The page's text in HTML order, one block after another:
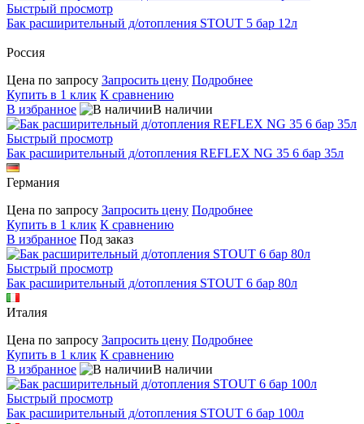
Быстрый просмотр
Бак расширительный д/отопления STOUT 5 бар 12л
Россия
Цена по запросу Запросить цену Подробнее
Купить в 1 клик К сравнению
В избранное
В наличии
Быстрый просмотр
Бак расширительный д/отопления REFLEX NG 35 6 бар 35л
Германия
Цена по запросу Запросить цену Подробнее
Купить в 1 клик К сравнению
В избранное Под заказ
Быстрый просмотр
Бак расширительный д/отопления STOUT 6 бар 80л
Италия
Цена по запросу Запросить цену Подробнее
Купить в 1 клик К сравнению
В избранное
В наличии
Быстрый просмотр
Бак расширительный д/отопления STOUT 6 бар 100л